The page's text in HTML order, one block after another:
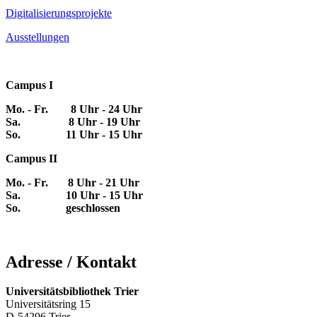
Digitalisierungsprojekte
Ausstellungen
Campus I
Mo. - Fr. 8 Uhr - 24 Uhr
Sa. 8 Uhr - 19 Uhr
So. 11 Uhr - 15 Uhr
Campus II
Mo. - Fr. 8 Uhr - 21 Uhr
Sa. 10 Uhr - 15 Uhr
So. geschlossen
Adresse / Kontakt
Universitätsbibliothek Trier
Universitätsring 15